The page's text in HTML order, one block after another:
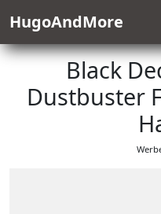
HugoAndMore
Black
Dustbuster